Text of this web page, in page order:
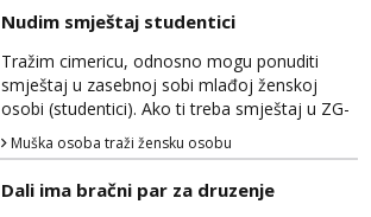
Nudim smještaj studentici
Tražim cimericu, odnosno mogu ponuditi
smještaj u zasebnoj sobi mlađoj ženskoj
osobi (studentici). Ako ti treba smještaj u ZG-
u, a ne želiš plaćati sobu i tako malo uštedjeti,
javi se na mail.
Muška osoba traži žensku osobu
Dali ima bračni par za druzenje